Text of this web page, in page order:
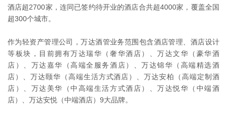
酒店超2700家，连同已签约待开业的酒店合共超4000家，覆盖全国
超300个城市。
作为轻资产管理公司，万达酒管业务范围包含酒店管理、酒店设计
等板块，目前拥有万达瑞华（奢华酒店）、万达文华（豪华酒
店）、万达嘉华（高端全服务酒店）、万达锦华（高端精选酒
店）、万达颐华（高端生活方式酒店）、万达安柏（高端定制酒
店）、万达美华（中高端生活方式酒店）、万达悦华（中端酒
店）、万达安悦（中端酒店）9大品牌。